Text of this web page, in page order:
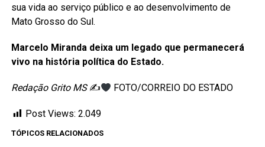
sua vida ao serviço público e ao desenvolvimento de
Mato Grosso do Sul.
Marcelo Miranda deixa um legado que permanecerá
vivo na história política do Estado.
Redação Grito MS✍ FOTO/CORREIO DO ESTADO
Post Views: 2.049
TÓPICOS RELACIONADOS